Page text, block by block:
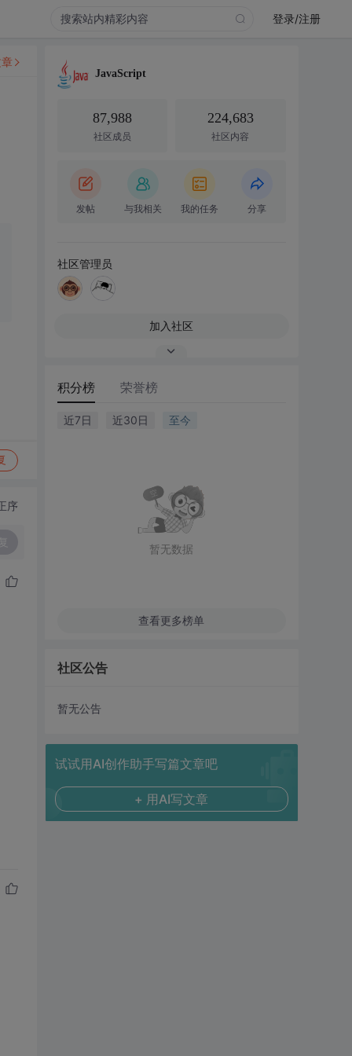
登录/注册
序
JavaScript
87,988
社区成员
224,683
社区内容
发帖 与我相关 我的任务 分享
社区管理员
加入社区
积分榜 荣誉榜
近7日 近30日 至今
暂无数据
查看更多榜单
社区公告
暂无公告
试试用AI创作助手写篇文章吧
+ 用AI写文章